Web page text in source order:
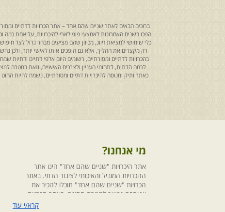
ברוכים הבאים לאתר שניים שהם אחד – אתר הכרויות לדתיים
הפכו בשנים האחרונות לאמצעי פופולארי להיכרויות, על אחת כמה
כלי שימושי למציאת זיווג, מכיוון שהם מציעים מבחר גדול לצד
רק מקצרים את ההליך, אלא גם הופכים אותו לאישי יותר, ולכן
בהכרויות לדתיים ומסורתיים, רשומים היום אלפי דתיים
לרמה הדתית, לתחומי העניין ולצרכים האישיים, וזאת במטרה
כאתר ותיק ומנוסה להיכרויות דתיים ומסורתיים, נשמח להיות
מי אנחנו?
אתר היכרויות "שניים שהם אחד" הינו אתר
ההכרויות המוביל והאיכותי לציבור הדתי. באתר
הכרויות "שניים שהם אחד" תוכלו להכיר את
שאהבה נפשך למטרת חתונה, באתר הכרויות
"שניים שהם אחד" הושקעו מחשבה ומאמציםקרא/י עוד